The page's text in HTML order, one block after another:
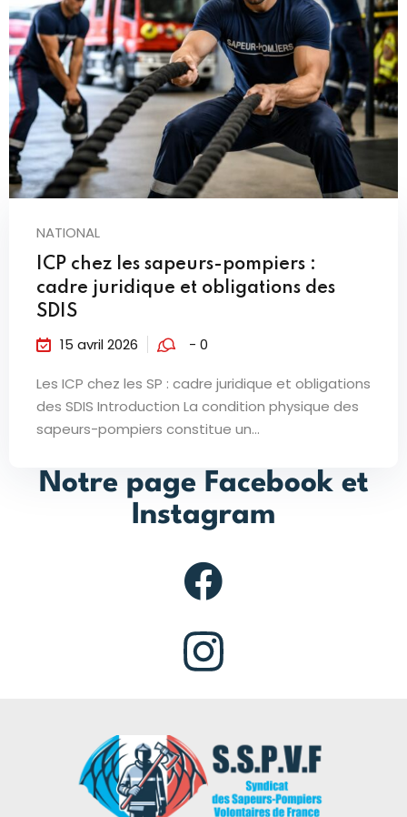
NATIONAL
ICP chez les sapeurs-pompiers :
cadre juridique et obligations des
SDIS
15 avril 2026 - 0
Les ICP chez les SP : cadre juridique et obligations
des SDIS Introduction La condition physique des
sapeurs-pompiers constitue un...
Notre page Facebook et
Instagram